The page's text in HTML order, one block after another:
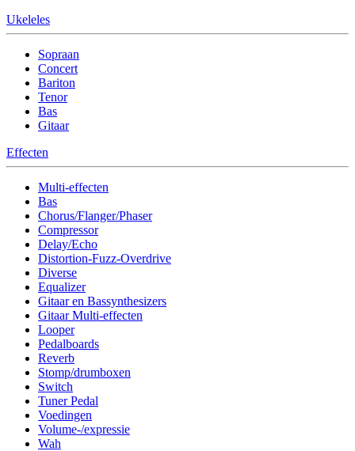
Ukeleles
Sopraan
Concert
Bariton
Tenor
Bas
Gitaar
Effecten
Multi-effecten
Bas
Chorus/Flanger/Phaser
Compressor
Delay/Echo
Distortion-Fuzz-Overdrive
Diverse
Equalizer
Gitaar en Bassynthesizers
Gitaar Multi-effecten
Looper
Pedalboards
Reverb
Stomp/drumboxen
Switch
Tuner Pedal
Voedingen
Volume-/expressie
Wah